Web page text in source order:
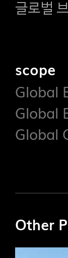
글로벌
scope
Global
Global
Global
Other